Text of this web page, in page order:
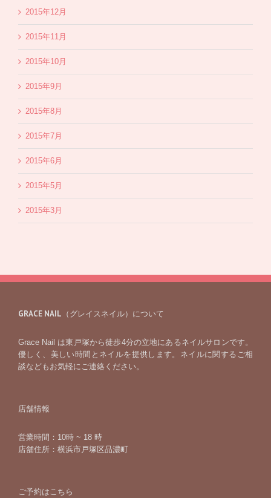
2015年12月
2015年11月
2015年10月
2015年9月
2015年8月
2015年7月
2015年6月
2015年5月
2015年3月
GRACE NAIL（グレイスネイル）について
Grace Nail は東戸塚から徒歩4分の立地にあるネイルサロンです。
優しく、美しい時間とネイルを提供します。ネイルに関するご相
談などもお気軽にご連絡ください。
店舗情報
営業時間：10時 ~ 18 時
店舗住所：横浜市戸塚区品濃町
ご予約はこちら